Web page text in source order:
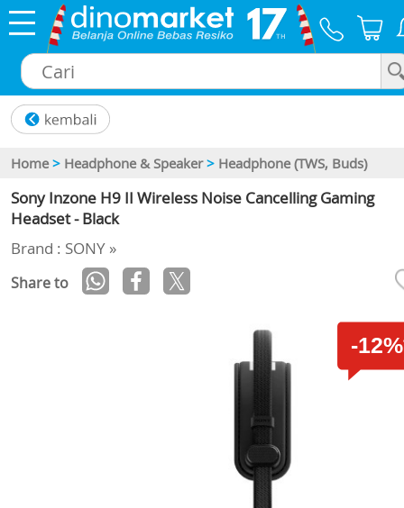
Home > Headphone & Speaker > Headphone (TWS, Buds)
Sony Inzone H9 II Wireless Noise Cancelling Gaming
Headset - Black
Brand : SONY »
Share to
-